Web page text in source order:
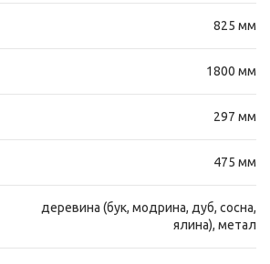
825 мм
1800 мм
297 мм
475 мм
деревина (бук, модрина, дуб, сосна,
ялина), метал